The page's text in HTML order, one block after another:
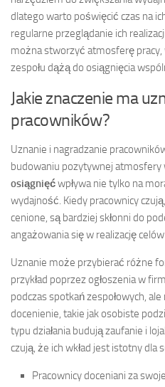
dlatego warto poświęcić czas na
regularne przeglądanie ich
można stworzyć atmosferę pracy,
zespołu dążą do osiągnięcia
Jakie znaczenie ma
pracowników?
Uznanie i nagradzanie
budowaniu pozytywnej atmosfery
osiągnięćwpływa nie tylko na
wydajność. Kiedy pracownicy
cenione, są bardziej skłonni do
angażowania się w realizację
Uznanie może przybierać różne
przykład poprzez ogłoszenia w
podczas spotkań zespołowych,
docenienie, takie jak osobiste
typu działania budują zaufanie i
czują, że ich wkład jest istotny dla
Pracownicy doceniani za